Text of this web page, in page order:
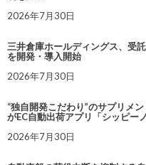
2026年7月30日
三井倉庫ホールディングス、受
を開発・導入開始
2026年7月30日
“独自開発こだわり”のサプリメ
がEC自動出荷アプリ「シッピー
2026年7月30日